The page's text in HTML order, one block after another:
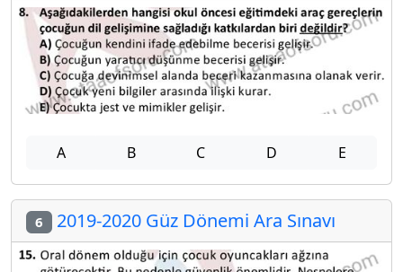
A B C D E
6 2019-2020 Güz Dönemi Ara Sınavı